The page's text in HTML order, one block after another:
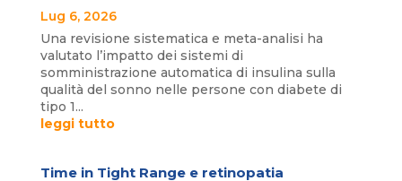
Lug 6, 2026
Una revisione sistematica e meta-analisi ha
valutato l’impatto dei sistemi di
somministrazione automatica di insulina sulla
qualità del sonno nelle persone con diabete di
tipo 1...
leggi tutto
Time in Tight Range e retinopatia